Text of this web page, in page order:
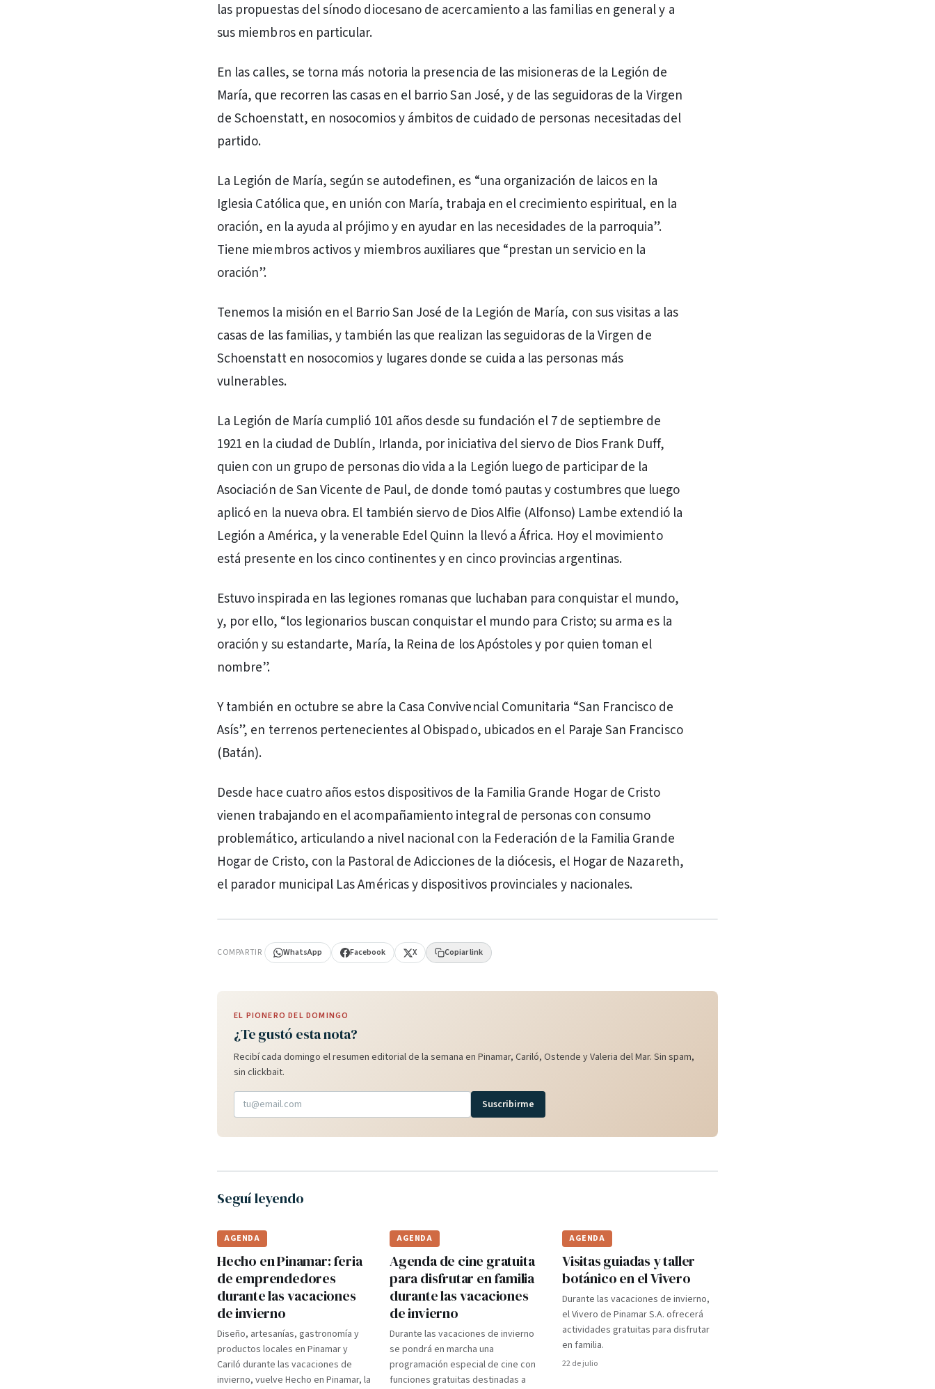
las propuestas del sínodo diocesano de acercamiento a las familias en general y a
sus miembros en particular.
En las calles, se torna más notoria la presencia de las misioneras de la Legión de
María, que recorren las casas en el barrio San José, y de las seguidoras de la Virgen
de Schoenstatt, en nosocomios y ámbitos de cuidado de personas necesitadas del
partido.
La Legión de María, según se autodefinen, es “una organización de laicos en la
Iglesia Católica que, en unión con María, trabaja en el crecimiento espiritual, en la
oración, en la ayuda al prójimo y en ayudar en las necesidades de la parroquia”.
Tiene miembros activos y miembros auxiliares que “prestan un servicio en la
oración”.
Tenemos la misión en el Barrio San José de la Legión de María, con sus visitas a las
casas de las familias, y también las que realizan las seguidoras de la Virgen de
Schoenstatt en nosocomios y lugares donde se cuida a las personas más
vulnerables.
La Legión de María cumplió 101 años desde su fundación el 7 de septiembre de
1921 en la ciudad de Dublín, Irlanda, por iniciativa del siervo de Dios Frank Duff,
quien con un grupo de personas dio vida a la Legión luego de participar de la
Asociación de San Vicente de Paul, de donde tomó pautas y costumbres que luego
aplicó en la nueva obra. El también siervo de Dios Alfie (Alfonso) Lambe extendió la
Legión a América, y la venerable Edel Quinn la llevó a África. Hoy el movimiento
está presente en los cinco continentes y en cinco provincias argentinas.
Estuvo inspirada en las legiones romanas que luchaban para conquistar el mundo,
y, por ello, “los legionarios buscan conquistar el mundo para Cristo; su arma es la
oración y su estandarte, María, la Reina de los Apóstoles y por quien toman el
nombre”.
Y también en octubre se abre la Casa Convivencial Comunitaria “San Francisco de
Asís”, en terrenos pertenecientes al Obispado, ubicados en el Paraje San Francisco
(Batán).
Desde hace cuatro años estos dispositivos de la Familia Grande Hogar de Cristo
vienen trabajando en el acompañamiento integral de personas con consumo
problemático, articulando a nivel nacional con la Federación de la Familia Grande
Hogar de Cristo, con la Pastoral de Adicciones de la diócesis, el Hogar de Nazareth,
el parador municipal Las Américas y dispositivos provinciales y nacionales.
COMPARTIR WhatsApp Facebook X Copiar link
EL PIONERO DEL DOMINGO
¿Te gustó esta nota?
Recibí cada domingo el resumen editorial de la semana en Pinamar, Cariló, Ostende y Valeria del Mar. Sin spam,
sin clickbait.
Suscribirme
Seguí leyendo
AGENDA
Hecho en Pinamar: feria
de emprendedores
durante las vacaciones
de invierno
Diseño, artesanías, gastronomía y
productos locales en Pinamar y
Cariló durante las vacaciones de
invierno, vuelve Hecho en Pinamar, la
AGENDA
Agenda de cine gratuita
para disfrutar en familia
durante las vacaciones
de invierno
Durante las vacaciones de invierno
se pondrá en marcha una
programación especial de cine con
funciones gratuitas destinadas a
AGENDA
Visitas guiadas y taller
botánico en el Vivero
Durante las vacaciones de invierno,
el Vivero de Pinamar S.A. ofrecerá
actividades gratuitas para disfrutar
en familia.
22 de julio